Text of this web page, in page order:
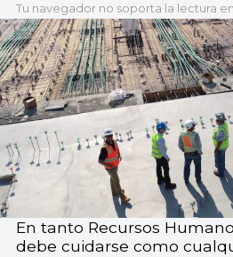
Tu navegador no soporta la lectura
En tanto Recursos
debe cuidarse como